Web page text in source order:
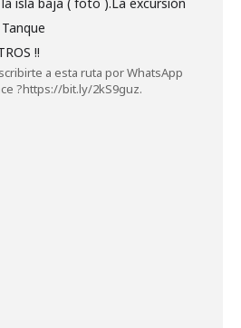
isla baja ( foto ).La excursión
!!
a esta ruta por WhatsApp
?https://bit.ly/2kS9guz.